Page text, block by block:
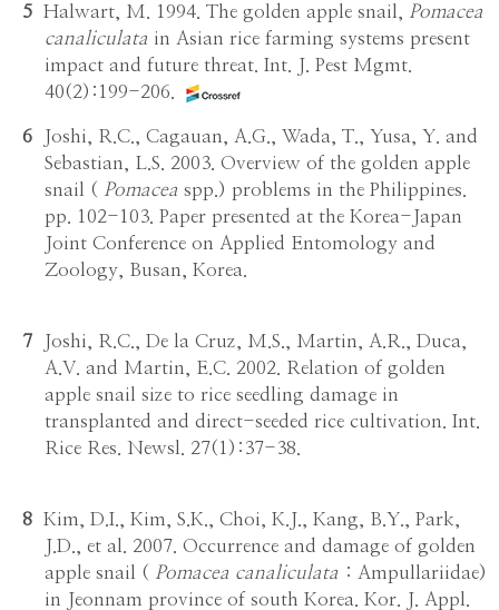
5 Halwart, M. 1994. The golden apple snail,
Pomacea
canaliculata in Asian rice farming systems present
impact and future threat. Int. J. Pest Mgmt.
40(2):199-206.
6
Joshi, R.C., Cagauan, A.G., Wada, T., Yusa, Y. and
Sebastian, L.S. 2003. Overview of the golden apple
snail ( Pomacea spp.) problems in the Philippines.
pp. 102-103. Paper presented at the Korea-Japan
Joint Conference on Applied Entomology and
Zoology, Busan, Korea.
7
Joshi, R.C., De la Cruz, M.S., Martin, A.R., Duca,
A.V. and Martin, E.C. 2002. Relation of golden
apple snail size to rice seedling damage in
transplanted and direct-seeded rice cultivation. Int.
Rice Res. Newsl. 27(1):37-38.
8 Kim, D.I., Kim, S.K., Choi, K.J., Kang, B.Y., Park,
J.D., et al. 2007. Occurrence and damage of golden
apple snail ( Pomacea canaliculata : Ampullariidae)
in Jeonnam province of south Korea. Kor. J. Appl.